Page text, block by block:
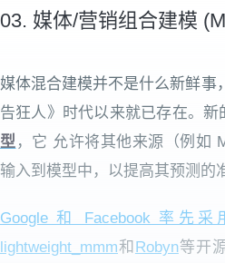
03. 媒体/营销组合建模
媒体混合建模并不是什么新鲜事
告狂人》时代以来就已存在。新
型 ，它 允许将其他来源（例如
输入到模型中，以提高其预测的
Google 和 Facebook 率先
lightweight_mmm和 Robyn等开